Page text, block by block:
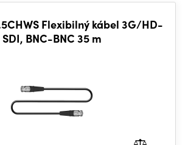
Flexibilný kábel 3G/HD-
SDI, BNC-BNC 35 m